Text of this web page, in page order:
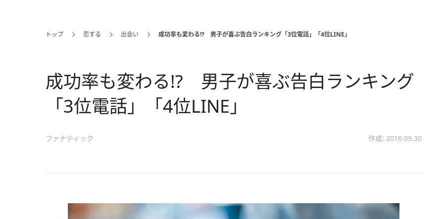
トップ 恋する 出会い 成功率も変わる!? 男子が喜ぶ告白ランキング「3位電話」「4位LINE」
成功率も変わる!? 男子が喜ぶ告白ランキング
「3位電話」「4位LINE」
ファナティック 作成: 2016.09.30